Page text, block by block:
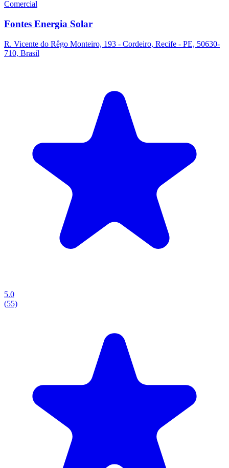
Comercial
Fontes Energia Solar
R. Vicente do Rêgo Monteiro, 193 - Cordeiro, Recife - PE, 50630-
710, Brasil
5.0
(55)